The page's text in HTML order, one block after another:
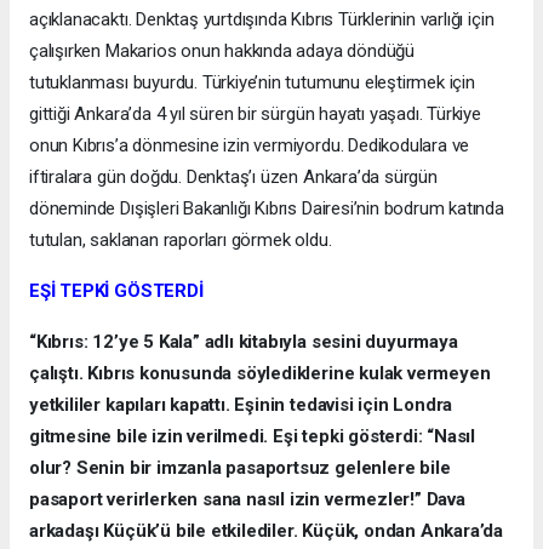
açıklanacaktı. Denktaş yurtdışında Kıbrıs Türklerinin varlığı için
çalışırken Makarios onun hakkında adaya döndüğü
tutuklanması buyurdu. Türkiye’nin tutumunu eleştirmek için
gittiği Ankara’da 4 yıl süren bir sürgün hayatı yaşadı. Türkiye
onun Kıbrıs’a dönmesine izin vermiyordu. Dedikodulara ve
iftiralara gün doğdu. Denktaş’ı üzen Ankara’da sürgün
döneminde Dışişleri Bakanlığı Kıbrıs Dairesi’nin bodrum katında
tutulan, saklanan raporları görmek oldu.
EŞİ TEPKİ GÖSTERDİ
“Kıbrıs: 12’ye 5 Kala” adlı kitabıyla sesini duyurmaya
çalıştı. Kıbrıs konusunda söylediklerine kulak vermeyen
yetkililer kapıları kapattı. Eşinin tedavisi için Londra
gitmesine bile izin verilmedi. Eşi tepki gösterdi: “Nasıl
olur? Senin bir imzanla pasaportsuz gelenlere bile
pasaport verirlerken sana nasıl izin vermezler!” Dava
arkadaşı Küçük’ü bile etkilediler. Küçük, ondan Ankara’da